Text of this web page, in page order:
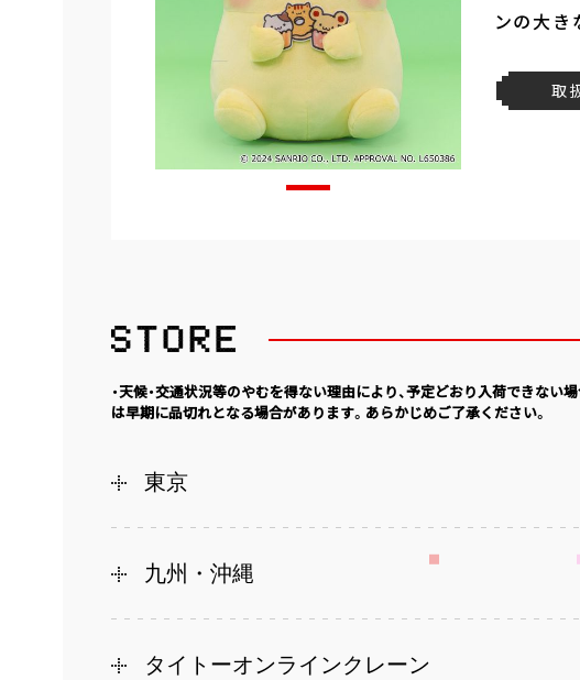
ンの大き
取
・天候・交通状況等のやむを得ない理由により、予定どおり入荷できない
は早期に品切れとなる場合があります。あらかじめご了承ください。
東京
九州・沖縄
タイトーオンラインクレーン